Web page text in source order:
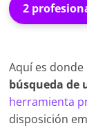
2
Aquí es
búsqueda de
herramienta
disposición